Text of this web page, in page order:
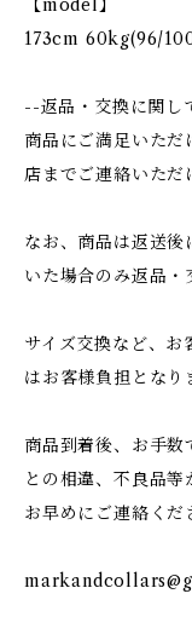
【model】
173cm 60kg(96/
--返品・交換に関し
商品にご満足いた
店までご連絡いただ
なお、商品は返送
いた場合のみ返品・
サイズ交換など、
はお客様負担となり
商品到着後、お手
との相違、不良品
お早めにご連絡くだ